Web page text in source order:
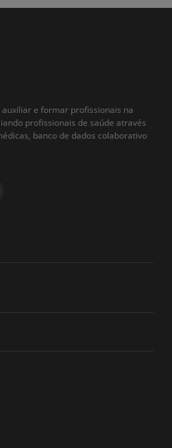
e formar profissionais na
profissionais de saúde através
banco de dados colaborativo